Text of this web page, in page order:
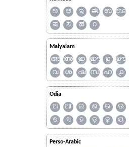
ಅ ಆ ಇ ಈ ಉ ಊ
ಷ
ಸ ಹ ೧
Malyalam
അ ആ ഇ ഈ ഉ ഊ
വ
ശ ഷ സ ഹ ൧
Odia
ଅ ଆ ଇ ଈ ଉ ଊ
ଷ
ସ ହ ଡ଼ ଢ଼ ୟ
Perso-Arabic